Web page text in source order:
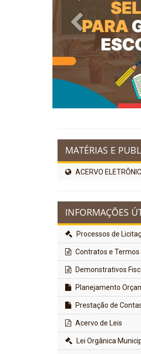
Previous
MATÉRIAS E
ACERVO
INFORMAÇÕES
Processos de
Contratos e Termos
Demonstrativos
Planejamento
Prestação de
Acervo de Leis
Lei Orgânica